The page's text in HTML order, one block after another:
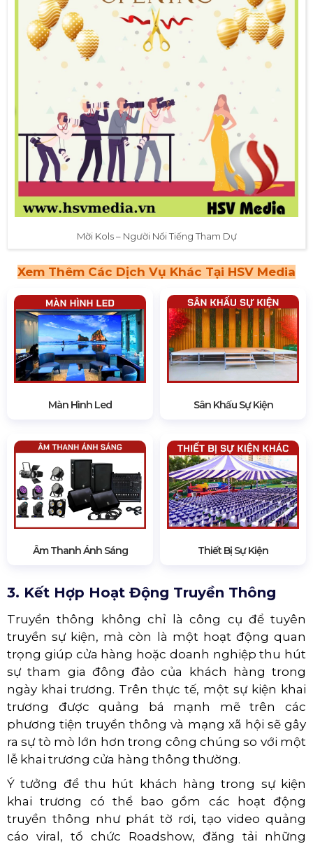
Mời Kols – Người Nổi Tiếng Tham Dự
Xem Thêm Các Dịch Vụ Khác Tại HSV Media
Màn Hình Led Sân Khấu Sự Kiện
Âm Thanh Ánh Sáng Thiết Bị Sự Kiện
3. Kết Hợp Hoạt Động Truyền Thông
Truyền thông không chỉ là công cụ để tuyên
truyền sự kiện, mà còn là một hoạt động quan
trọng giúp cửa hàng hoặc doanh nghiệp thu hút
sự tham gia đông đảo của khách hàng trong
ngày khai trương. Trên thực tế, một sự kiện khai
trương được quảng bá mạnh mẽ trên các
phương tiện truyền thông và mạng xã hội sẽ gây
ra sự tò mò lớn hơn trong công chúng so với một
lễ khai trương cửa hàng thông thường.
Ý tưởng để thu hút khách hàng trong sự kiện
khai trương có thể bao gồm các hoạt động
truyền thông như phát tờ rơi, tạo video quảng
cáo viral, tổ chức Roadshow, đăng tải những